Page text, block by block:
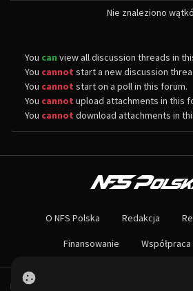
Nie znaleziono
You can view all discussion threads in
You cannot start a new discussion
You cannot start on a poll in this forum.
You cannot upload attachments in this
You cannot download attachments in
Największa społeczność Need for Speed
Nie czekaj dłużej - wstąp do naszej
O NFS Polska Redakcja
Finansowanie Współpraca
Powered by PHP-Fusion.